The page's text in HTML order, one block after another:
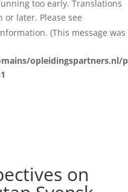
too early. Translations
or later. Please see
(This message was
opleidingspartners.nl/
on